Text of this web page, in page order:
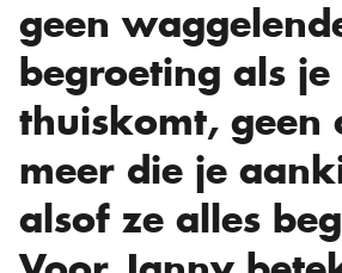
geen
begroeting als je
thuiskomt, geen
meer die je
alsof ze alles